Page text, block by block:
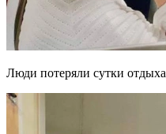
Люди потеряли сутки отдыха